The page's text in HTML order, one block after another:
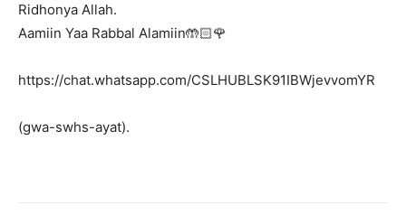
Ridhonya Allah.
Aamiin Yaa Rabbal Alamiin🤲🏻🌹
https://chat.whatsapp.com/CSLHUBLSK91IBWjevvomYR
(gwa-swhs-ayat).